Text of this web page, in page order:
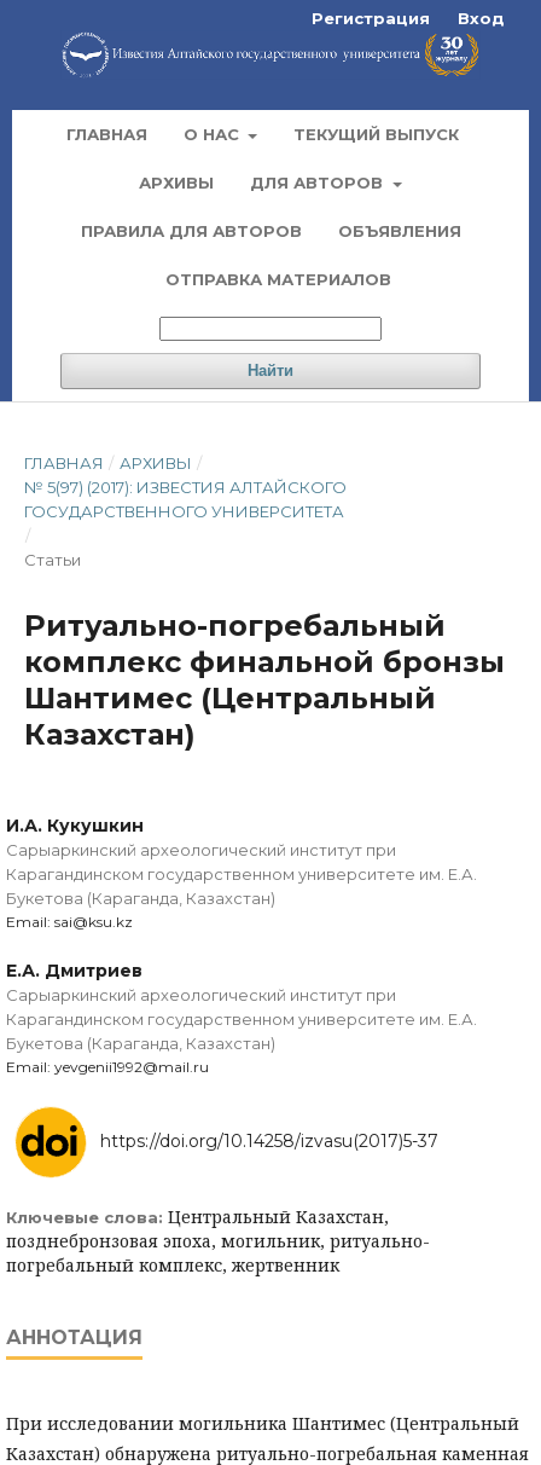
ГЛАВНАЯ О НАС ТЕКУЩИЙ ВЫПУСК
АРХИВЫ ДЛЯ АВТОРОВ
ПРАВИЛА ДЛЯ АВТОРОВ ОБЪЯВЛЕНИЯ
ОТПРАВКА МАТЕРИАЛОВ
Найти
Регистрация Вход
ГЛАВНАЯ / АРХИВЫ /
№ 5(97) (2017): ИЗВЕСТИЯ АЛТАЙСКОГО
ГОСУДАРСТВЕННОГО УНИВЕРСИТЕТА
/
Статьи
Ритуально-погребальный
комплекс финальной бронзы
Шантимес (Центральный
Казахстан)
И.А. Кукушкин
Сарыаркинский археологический институт при
Карагандинском государственном университете им. Е.А.
Букетова (Караганда, Казахстан)
Email: sai@ksu.kz
Е.А. Дмитриев
Сарыаркинский археологический институт при
Карагандинском государственном университете им. Е.А.
Букетова (Караганда, Казахстан)
Email: yevgenii1992@mail.ru
https://doi.org/10.14258/izvasu(2017)5-37
Ключевые слова: Центральный Казахстан,
позднебронзовая эпоха, могильник, ритуально-
погребальный комплекс, жертвенник
АННОТАЦИЯ
При исследовании могильника Шантимес (Центральный
Казахстан) обнаружена ритуально-погребальная каменная